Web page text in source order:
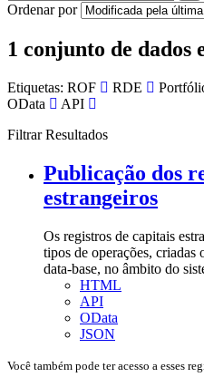
Ordenar por
1 conjunto de dados
Etiquetas: ROF RDE
OData
API
Filtrar Resultados
Publicação dos
estrangeiros
Os registros de capitais
tipos de operações, criadas
data-base, no âmbito do
HTML
API
OData
JSON
Você também pode ter acesso a esses